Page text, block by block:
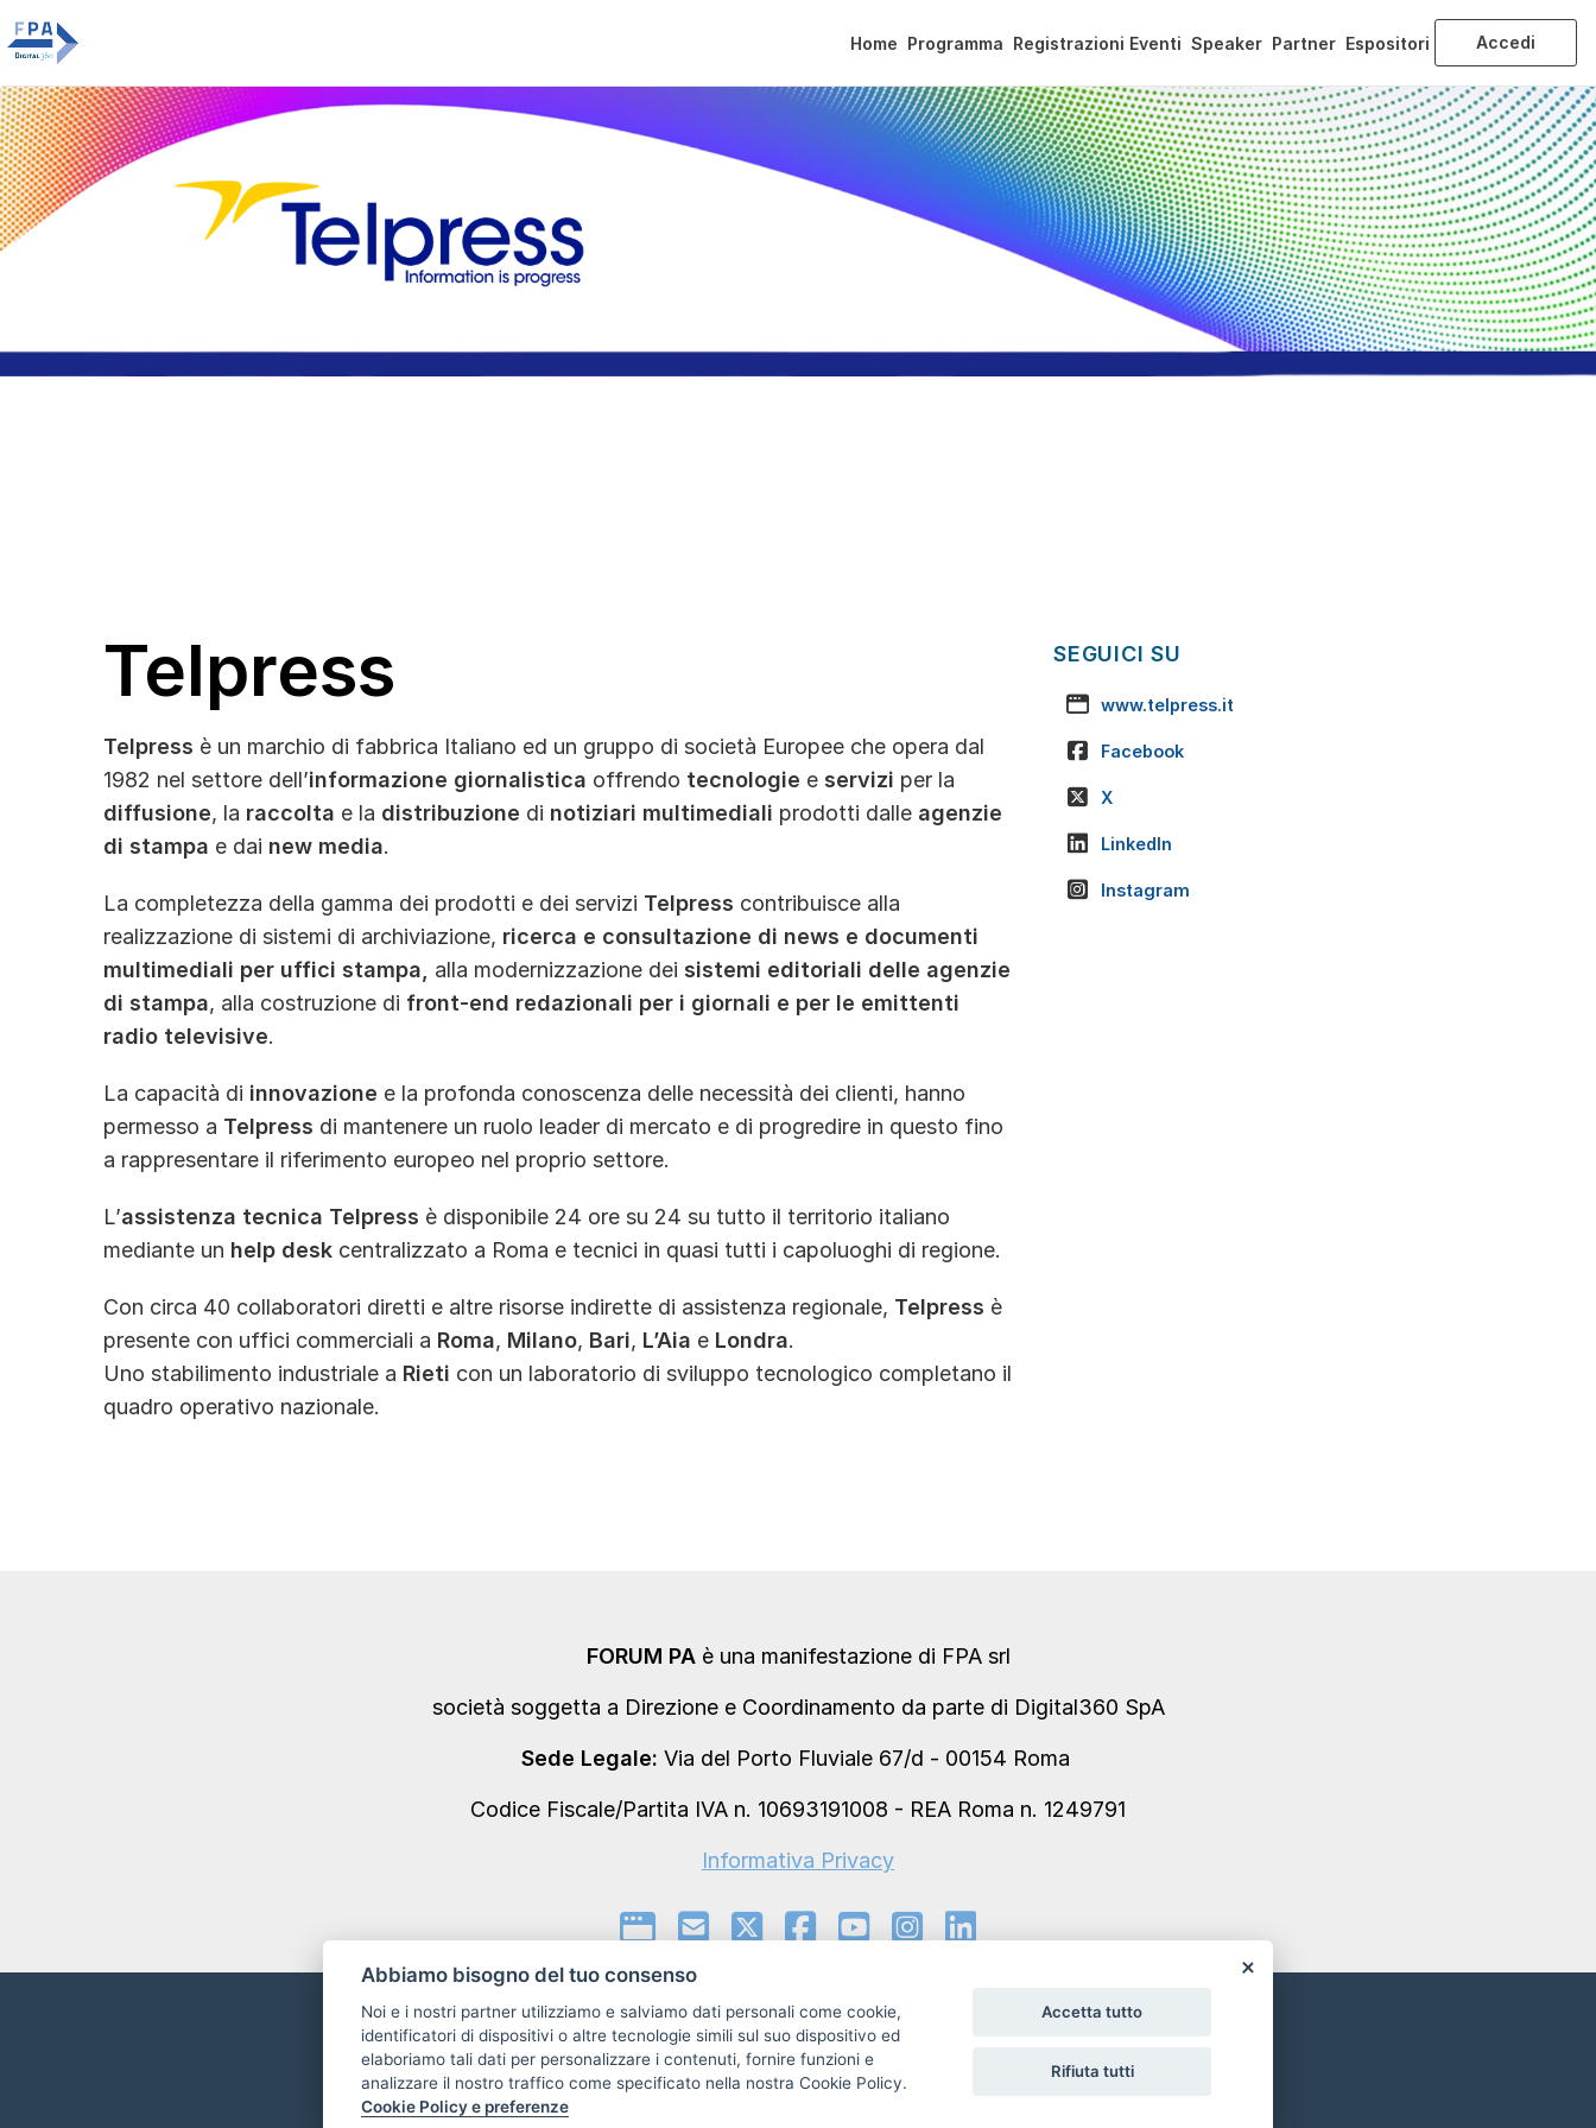
Home Programma Registrazioni Eventi Speaker Partner Espositori Accedi
Telpress
Telpress è un marchio di fabbrica Italiano ed un gruppo di società Europee che opera dal
1982 nel settore dell’informazione giornalistica offrendo tecnologie e servizi per la
diffusione, la raccolta e la distribuzione di notiziari multimediali prodotti dalle agenzie
di stampa e dai new media.
La completezza della gamma dei prodotti e dei servizi Telpress contribuisce alla
realizzazione di sistemi di archiviazione, ricerca e consultazione di news e documenti
multimediali per uffici stampa,
alla modernizzazione dei sistemi editoriali delle agenzie
di stampa, alla costruzione di front-end redazionali per i giornali e per le emittenti
radio televisive.
La capacità di innovazione e la profonda conoscenza delle necessità dei clienti, hanno
permesso a Telpress di mantenere un ruolo leader di mercato e di progredire in questo fino
a rappresentare il riferimento europeo nel proprio settore.
L’assistenza tecnica Telpress è disponibile 24 ore su 24 su tutto il territorio italiano
mediante un help desk centralizzato a Roma e tecnici in quasi tutti i capoluoghi di regione.
Con circa 40 collaboratori diretti e altre risorse indirette di assistenza regionale, Telpress è
presente con uffici commerciali a Roma, Milano, Bari, L’Aia e Londra.
Uno stabilimento industriale a Rieti con un laboratorio di sviluppo tecnologico completano il
quadro operativo nazionale.
SEGUICI SU
www.telpress.it
Facebook
X
LinkedIn
Instagram
FORUM PAè una manifestazione di FPA srl
società soggetta a Direzione e Coordinamento da parte di Digital360 SpA
Sede Legale: Via del Porto Fluviale 67/d - 00154 Roma
Codice Fiscale/Partita IVA n. 10693191008 - REA Roma n. 1249791
Informativa Privacy
Informativa sui Cookie e preferenze
Powered by
Abbiamo bisogno del tuo consenso
Noi e i nostri partner utilizziamo e salviamo dati personali come cookie,
identificatori di dispositivi o altre tecnologie simili sul suo dispositivo ed
elaboriamo tali dati per personalizzare i contenuti, fornire funzioni e
analizzare il nostro traffico come specificato nella nostra Cookie Policy.
Cookie Policy e preferenze
Accetta tutto
Rifiuta tutti